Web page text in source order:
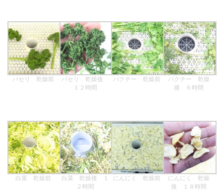
パセリ 乾燥前
パセリ 乾燥後
１２時間
パクチー 乾燥前
パクチー 乾燥
後 ６時間
白菜 乾燥前
白菜 乾燥後 １
２時間
にんにく 乾燥前
にんにく 乾燥
後 １８時間